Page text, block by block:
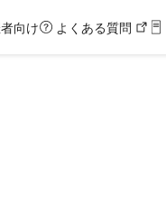
向け よくある質問